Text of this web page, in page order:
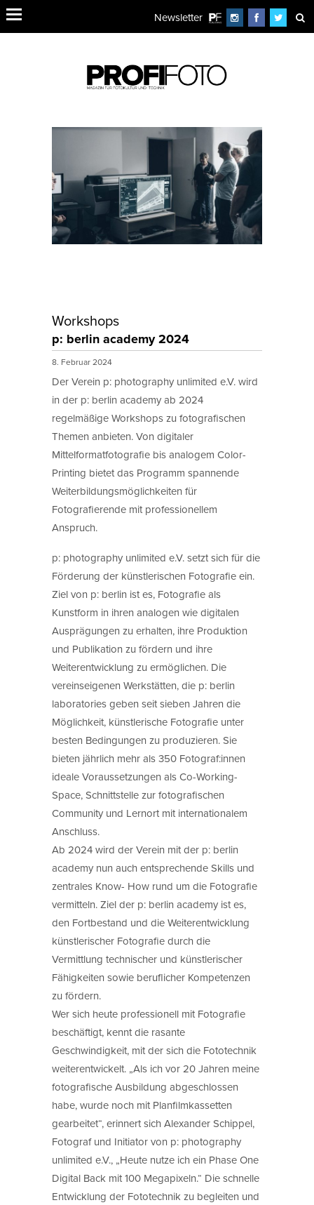
Newsletter
Workshops
p: berlin academy 2024
8. Februar 2024
Der Verein p: photography unlimited e.V. wird
in der p: berlin academy ab 2024
regelmäßige Workshops zu fotografischen
Themen anbieten. Von digitaler
Mittelformatfotografie bis analogem Color-
Printing bietet das Programm spannende
Weiterbildungsmöglichkeiten für
Fotografierende mit professionellem
Anspruch.
p: photography unlimited e.V. setzt sich für die
Förderung der künstlerischen Fotografie ein.
Ziel von p: berlin ist es, Fotografie als
Kunstform in ihren analogen wie digitalen
Ausprägungen zu erhalten, ihre Produktion
und Publikation zu fördern und ihre
Weiterentwicklung zu ermöglichen. Die
vereinseigenen Werkstätten, die p: berlin
laboratories geben seit sieben Jahren die
Möglichkeit, künstlerische Fotografie unter
besten Bedingungen zu produzieren. Sie
bieten jährlich mehr als 350 Fotograf:innen
ideale Voraussetzungen als Co-Working-
Space, Schnittstelle zur fotografischen
Community und Lernort mit internationalem
Anschluss.
Ab 2024 wird der Verein mit der p: berlin
academy nun auch entsprechende Skills und
zentrales Know- How rund um die Fotografie
vermitteln. Ziel der p: berlin academy ist es,
den Fortbestand und die Weiterentwicklung
künstlerischer Fotografie durch die
Vermittlung technischer und künstlerischer
Fähigkeiten sowie beruflicher Kompetenzen
zu fördern.
Wer sich heute professionell mit Fotografie
beschäftigt, kennt die rasante
Geschwindigkeit, mit der sich die Fototechnik
weiterentwickelt. „Als ich vor 20 Jahren meine
fotografische Ausbildung abgeschlossen
habe, wurde noch mit Planfilmkassetten
gearbeitet“, erinnert sich Alexander Schippel,
Fotograf und Initiator von p: photography
unlimited e.V., „Heute nutze ich ein Phase One
Digital Back mit 100 Megapixeln.“ Die schnelle
Entwicklung der Fototechnik zu begleiten und